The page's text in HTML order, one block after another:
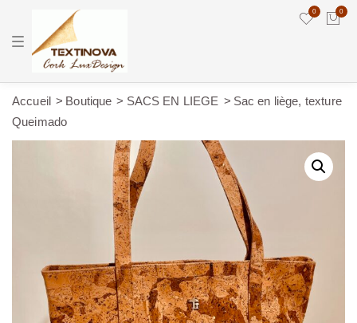
T
e
a
0 0
Accueil Boutique SACS EN LIEGE
Sac en liège, texture
Queimado